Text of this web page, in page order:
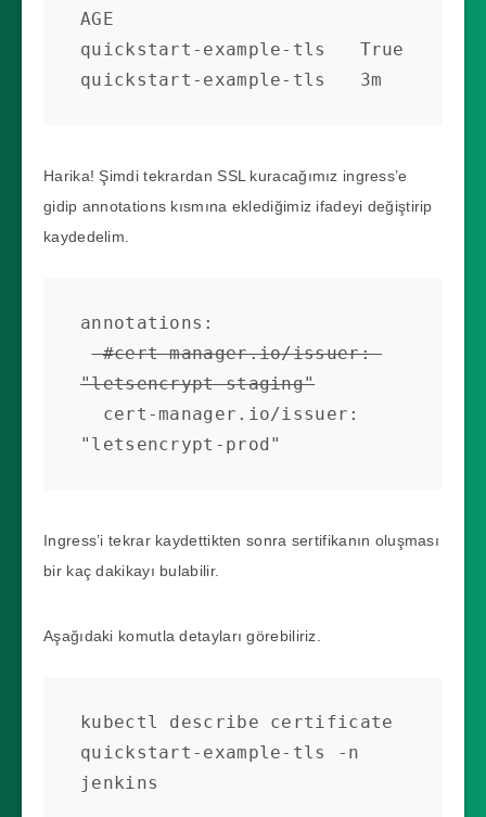
AGE
quickstart-example-tls   True
quickstart-example-tls   3m
Harika! Şimdi tekrardan SSL kuracağımız ingress’e
gidip annotations kısmına eklediğimiz ifadeyi değiştirip
kaydedelim.
annotations:
#cert-manager.io/issuer:
"letsencrypt-staging"
Ingress’i tekrar kaydettikten sonra sertifikanın oluşması
bir kaç dakikayı bulabilir.
Aşağıdaki komutla detayları görebiliriz.
kubectl describe certificate
quickstart-example-tls -n
jenkins